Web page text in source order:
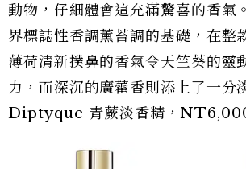
動物，仔細體會這充滿驚喜的香氣
界標誌性香調薰苔調的基礎，在整
薄荷清新撲鼻的香氣令天竺葵的靈
力，而深沉的廣藿香則添上了一分
Diptyque 青蕨淡香精，